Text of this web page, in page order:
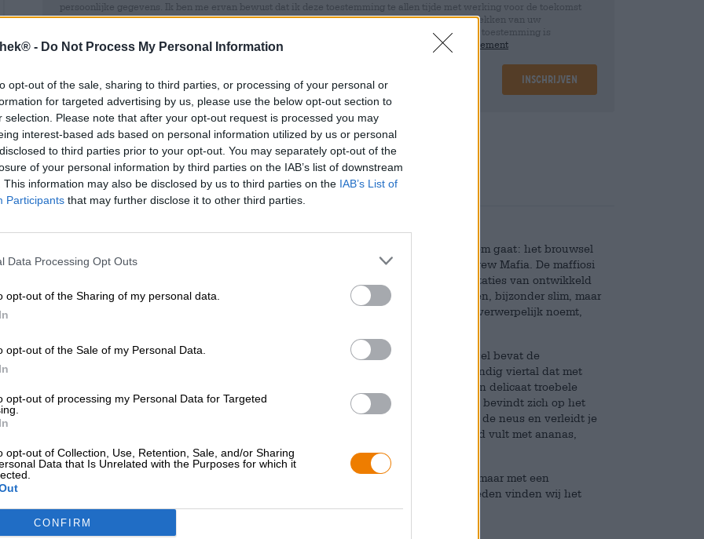
- Do Not Process My Personal Information
opt-out of the sale, sharing to third parties, or processing of your personal or
for targeted advertising by us, please use the below opt-out section to
selection. Please note that after your opt-out request is processed you may
interest-based ads based on personal information utilized by us or personal
to third parties prior to your opt-out. You may separately opt-out of the
of your personal information by third parties on the IAB’s list of downstream
This information may also be disclosed by us to third parties on the IAB’s List of
Participants that may further disclose it to other third parties.
Data Processing Opt Outs
opt-out of the Sharing of my personal data.
opt-out of the Sale of my Personal Data.
opt-out of processing my Personal Data for Targeted
opt-out of Collection, Use, Retention, Sale, and/or Sharing
Data that Is Unrelated with the Purposes for which it
CONFIRM
persoonlijke gegevens. Ik ben me ervan bewust dat ik deze toestemming te allen tijde met werking voor de toekomst
kan intrekken door een e-mail te sturen naar shop@bierothek.de. Wij informeren u dat het intrekken van uw
toestemming geen invloed heeft op de rechtmatigheid van de verwerking die op basis van uw toestemming is
uitgevoerd tot het moment van intrekking. Meer informatie vindt u in onze
data protection statement
Inschrijven
* Prijzen zijn inclusief wettelijke BTW. PlusScheepvaart plusDeponeren
* Prijzen zijn inclusief accijns
Omschrijving Info Beoordelingen (0)
Het grove gebaar op het etiket van dit bier verraadt in één oogopslag waar het om gaat: het brouwsel
heet Wollust en maakt deel uit van de #sevensins-serie van brouwerij Munich Brew Mafia. De maffiosi
van München hebben de zeven hoofdzonden als thema genomen en er interpretaties van ontwikkeld
met behulp van hop en mout. Wij vinden Luiheid, een porter met hennepbloemen, bijzonder slim, maar
ook de andere equivalenten van de zeven karaktereigenschappen die de Bijbel verwerpelijk noemt,
Lust is een dubbele New England IPA die niet bezuinigt op charme. Het brouwsel bevat de
betoverende kracht van de hopsoorten Citra, Galaxy, Sabro en Polaris – een levendig viertal dat met
zijn tropische, fruitige aroma alle ogen trekt. Het zondige brouwsel stroomt in een delicaat troebele
perzikgouden kleur het glas in, met een subtiele blos. Een luchtige schuimkraag bevindt zich op het
bewolkte lichaam. De sensuele geur van volledig rijpe tropische vruchten streelt de neus en verleidt je
om het te proberen. De eerste slok voelt als een golf van sappig fruit die de mond vult met ananas,
mango, papaja en citrustonen.
Of Munch Brew Mafia’s Lust een afrodiserende werking heeft, is niet bewezen, maar met een
alcoholpercentage van 7,4% en vier verschillende hopsoorten in grote hoeveelheden vinden wij het
wel behoorlijk sexy.